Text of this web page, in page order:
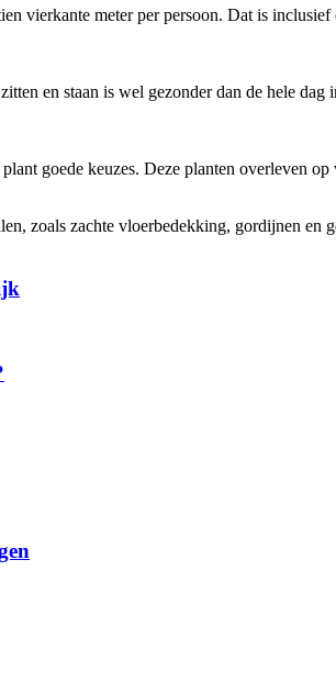
vierkante meter per persoon. Dat is
en staan is wel gezonder dan de hele
goede keuzes. Deze planten overleven
zoals zachte vloerbedekking, gordijnen